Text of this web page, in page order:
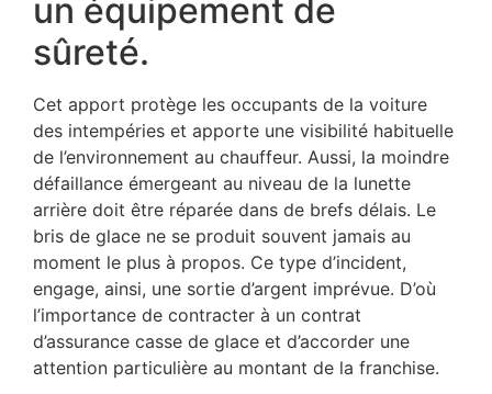
un équipement de
sûreté.
Cet apport protège les occupants de la voiture
des intempéries et apporte une visibilité habituelle
de l’environnement au chauffeur. Aussi, la moindre
défaillance émergeant au niveau de la lunette
arrière doit être réparée dans de brefs délais. Le
bris de glace ne se produit souvent jamais au
moment le plus à propos. Ce type d’incident,
engage, ainsi, une sortie d’argent imprévue. D’où
l’importance de contracter à un contrat
d’assurance casse de glace et d’accorder une
attention particulière au montant de la franchise.